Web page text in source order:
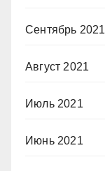
Сентябрь 2021
Август 2021
Июль 2021
Июнь 2021